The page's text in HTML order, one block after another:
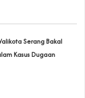
Serang Bakal
Kasus Dugaan